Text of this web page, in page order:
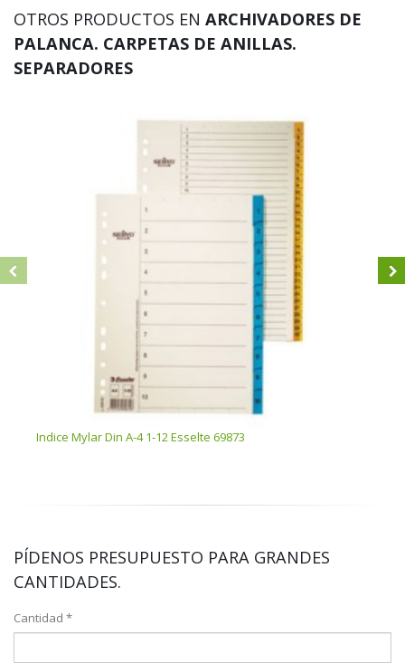
OTROS PRODUCTOS EN ARCHIVADORES DE
PALANCA. CARPETAS DE ANILLAS.
SEPARADORES
Indice Mylar Din A-4 1-12 Esselte 69873
PÍDENOS PRESUPUESTO PARA GRANDES
CANTIDADES.
Cantidad *